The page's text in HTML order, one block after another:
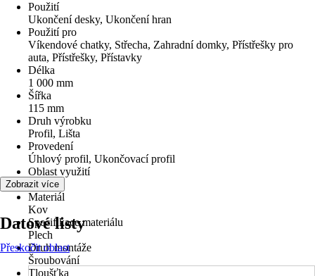
Použití
Ukončení desky, Ukončení hran
Použití pro
Víkendové chatky, Střecha, Zahradní domky, Přístřešky pro
auta, Přístřešky, Přístavky
Délka
1 000 mm
Šířka
115 mm
Druh výrobku
Profil, Lišta
Provedení
Úhlový profil, Ukončovací profil
Oblast využití
Exteriér
Materiál
Kov
Specifikace materiálu
Plech
Druh montáže
Šroubování
Tloušťka
Zobrazit více
Datové listy
Přeskočit oblast